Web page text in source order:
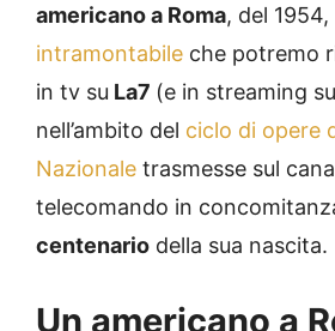
americano a Roma, del 1954,
intramontabile che potremo
in tv su La7 (e in streaming su
nell’ambito del ciclo di opere
Nazionale trasmesse sul
telecomando in
centenario della sua nascita.
Un americano a